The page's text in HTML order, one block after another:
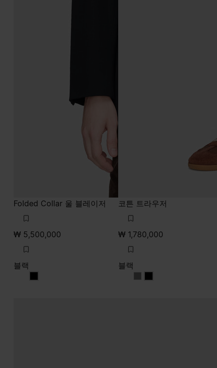
Folded Collar 울 블레이저
₩ 5,500,000
블랙
블랙
코튼 트라우저
₩ 1,780,000
블랙
블랙블랙